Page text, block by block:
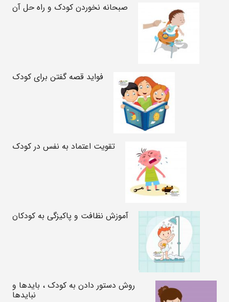
صبحانه نخوردن کودک و راه حل آن
فواید قصه گفتن برای کودک
تقویت اعتماد به نفس در کودک
آموزش نظافت و پاکیزگی به کودکان
روش دستور دادن به کودک ، بایدها و
نبایدها